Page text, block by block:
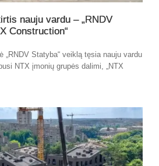
nauju vardu – „RNDV
Construction“
„RNDV Statyba“ veiklą tęsia nauju vardu
NTX įmonių grupės dalimi, „NTX